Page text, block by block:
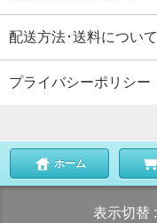
配送方法･送料について
プライバシーポリシー
ホーム
表示切替 :